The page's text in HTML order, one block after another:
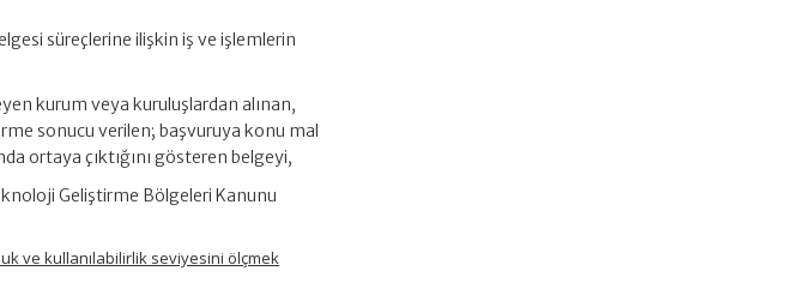
süreçlerine ilişkin iş ve işlemlerin
kurum veya kuruluşlardan alınan,
sonucu verilen; başvuruya konu mal
ortaya çıktığını gösteren belgeyi,
Geliştirme Bölgeleri Kanunu
ve kullanılabilirlik seviyesini ölçmek